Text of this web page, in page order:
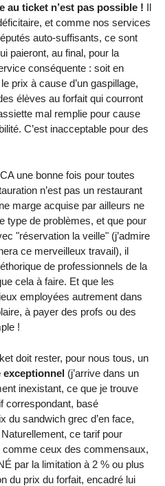
au ticket n’est pas possible ! Il
et comme nos services
auto-suffisants, ce sont
paieront, au final, pour la
conséquente : soit en
prix à cause d’un gaspillage,
élèves au forfait qui courront
mal remplie pour cause
C’est inacceptable pour des
une bonne fois pour toutes
n’est pas un restaurant
marge acquise par ailleurs ne
type de problèmes, et que pour
"réservation la veille" (j’admire
ce merveilleux travail), il
de professionnels de la
cela à faire. Et que les
employées autrement dans
à payer des profs ou des
!
doit rester, pour nous tous, un
exceptionnel (j’arrive dans un
inexistant, ce que je trouve
correspondant, basé
du sandwich grec d’en face,
ce tarif pour
ceux des commensaux,
par la limitation à 2 % ou plus
du prix du forfait, encadré lui